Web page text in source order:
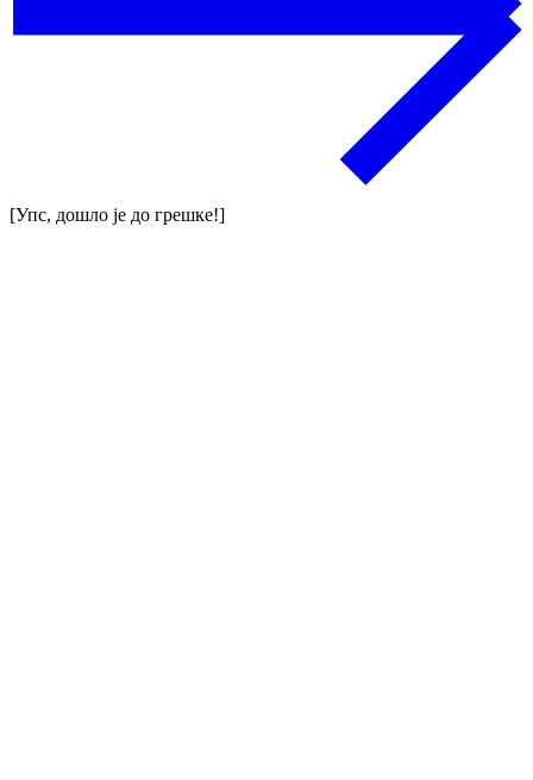
[Упс, дошло је до грешке!]